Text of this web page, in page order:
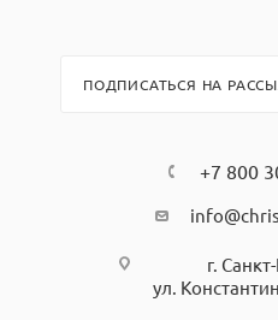
ПОДПИСАТЬСЯ НА
+7 800
г.
ул.